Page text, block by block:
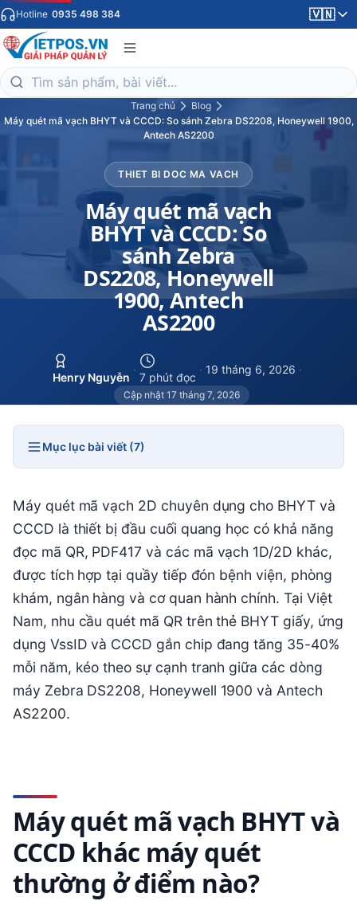
Hotline 0935 498 384 🇻🇳
Trang chủ
Blog
Máy quét mã vạch BHYT và CCCD: So sánh Zebra DS2208, Honeywell 1900,
Antech AS2200
THIET BI DOC MA VACH
Máy quét mã vạch
BHYT và CCCD: So
sánh Zebra
DS2208, Honeywell
1900, Antech
AS2200
Henry Nguyễn
·
7 phút đọc
· 19 tháng 6, 2026 ·
Cập nhật 17 tháng 7, 2026
Mục lục bài viết (7)
Máy quét mã vạch 2D chuyên dụng cho BHYT và
CCCD là thiết bị đầu cuối quang học có khả năng
đọc mã QR, PDF417 và các mã vạch 1D/2D khác,
được tích hợp tại quầy tiếp đón bệnh viện, phòng
khám, ngân hàng và cơ quan hành chính. Tại Việt
Nam, nhu cầu quét mã QR trên thẻ BHYT giấy, ứng
dụng VssID và CCCD gắn chip đang tăng 35-40%
mỗi năm, kéo theo sự cạnh tranh giữa các dòng
máy Zebra DS2208, Honeywell 1900 và Antech
AS2200.
Máy quét mã vạch BHYT và
CCCD khác máy quét
thường ở điểm nào?